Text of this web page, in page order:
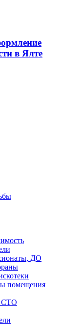
в Ялте
ДО
помещения
СТО